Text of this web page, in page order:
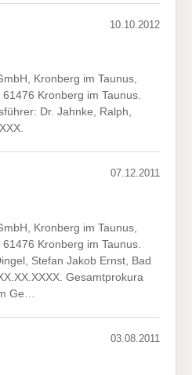
10.10.2012
Kronberg im Taunus,
Kronberg im Taunus.
Dr. Jahnke, Ralph,
07.12.2011
Kronberg im Taunus,
Kronberg im Taunus.
Stefan Jakob Ernst, Bad
Gesamtprokura
Ge…
03.08.2011